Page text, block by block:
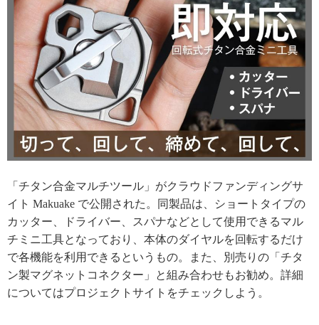
「チタン合金マルチツール」がクラウドファンディングサ
イト Makuake で公開された。同製品は、ショートタイプの
カッター、ドライバー、スパナなどとして使用できるマル
チミニ工具となっており、本体のダイヤルを回転するだけ
で各機能を利用できるというもの。また、別売りの「チタ
ン製マグネットコネクター」と組み合わせもお勧め。詳細
についてはプロジェクトサイトをチェックしよう。